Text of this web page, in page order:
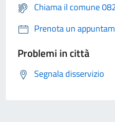
Chiama il comune
Prenota un
Problemi in città
Segnala disservizio